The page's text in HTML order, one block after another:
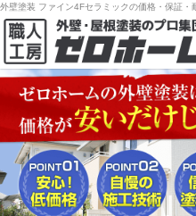
外壁塗装 ファイン4Fセラミックの価格・保証・